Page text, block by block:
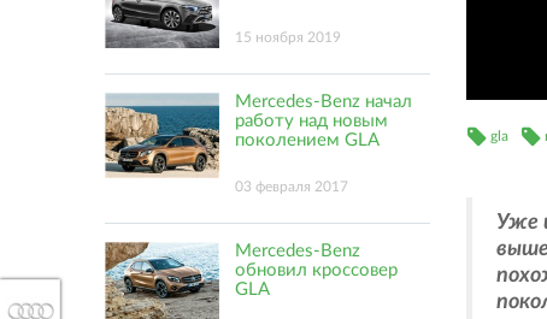
gla
Уже
15 ноября 2019
Mercedes-Benz начал
работу над новым
поколением GLA
03 февраля 2017
Mercedes-Benz
обновил кроссовер
GLA
AUDI